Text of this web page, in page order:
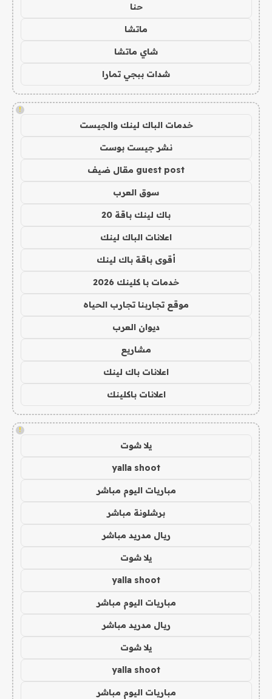
حنا
ماتشا
شاي ماتشا
شدات ببجي تمارا
!
خدمات الباك لينك والجيست
نشر جيست بوست
guest post مقال ضيف
سوق العرب
باك لينك باقة 20
اعلانات الباك لينك
أقوى باقة باك لينك
خدمات با كلينك 2026
موقع تجاربنا تجارب الحياه
ديوان العرب
مشاريع
اعلانات باك لينك
اعلانات باكلينك
!
يلا شوت
yalla shoot
مباريات اليوم مباشر
برشلونة مباشر
ريال مدريد مباشر
يلا شوت
yalla shoot
مباريات اليوم مباشر
ريال مدريد مباشر
يلا شوت
yalla shoot
مباريات اليوم مباشر